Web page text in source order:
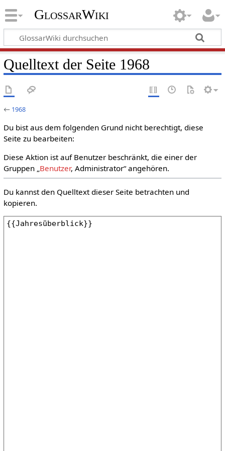
GlossarWiki
Quelltext der Seite 1968
← 1968
Du bist aus dem folgenden Grund nicht berechtigt, diese
Seite zu bearbeiten:
Diese Aktion ist auf Benutzer beschränkt, die einer der
Gruppen „Benutzer, Administrator“ angehören.
Du kannst den Quelltext dieser Seite betrachten und
kopieren.